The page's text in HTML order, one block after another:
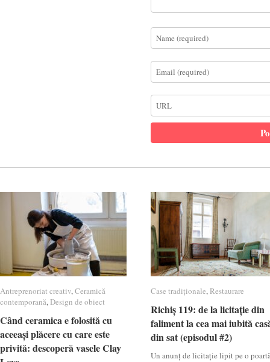
Antreprenoriat creativ,Ceramică
contemporană,Design de obiect
Când ceramica e folosită cu
aceeași plăcere cu care este
privită: descoperă vasele Clay
Antreprenoriat creativ Ceramică
contemporană Design de obiect
Când ceramica e folosită cu
aceeași plăcere cu care este
privită: descoperă vasele Clay
Case tradiționale,Restaurare
Richiș 119: de la licitație din
faliment la cea mai iubită
din sat (episodul #2)
Un anunț de licitație lipit pe o
Case tradiționale Restaurare
Richiș 119: de la licitație din
faliment la cea mai iubită
din sat (episodul #2)